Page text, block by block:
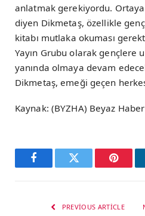
anlatmak gerekiyordu. Ortaya
diyen Dikmetaş, özellikle
kitabı mutlaka okuması
Yayın Grubu olarak gençlere
yanında olmaya devam
Dikmetaş, emeği geçen
Kaynak: (BYZHA) Beyaz Haber
FacebookTwitter
PREVIOUS ARTICLE